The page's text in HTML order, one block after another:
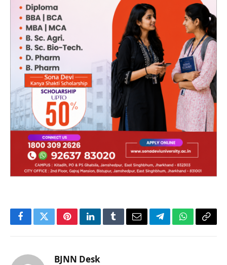
FacebookTwitterPinterestLinkedInTumblrEmailTelegramWhatsApp
Copy
BJNN Desk